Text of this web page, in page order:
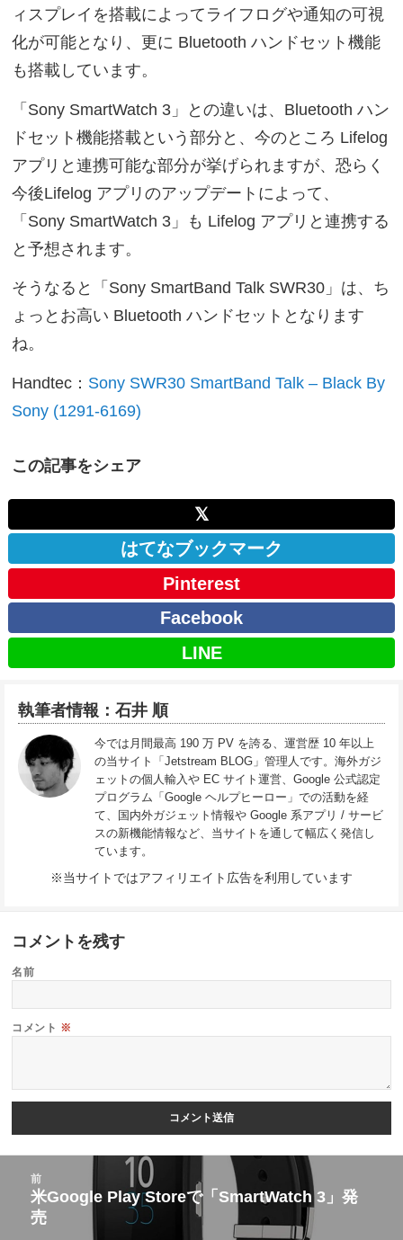
ィスプレイを搭載によってライフログや通知の可視
化が可能となり、更に Bluetooth ハンドセット機能
も搭載しています。
「Sony SmartWatch 3」との違いは、Bluetooth ハン
ドセット機能搭載という部分と、今のところ Lifelog
アプリと連携可能な部分が挙げられますが、恐らく
今後Lifelog アプリのアップデートによって、
「Sony SmartWatch 3」も Lifelog アプリと連携する
と予想されます。
そうなると「Sony SmartBand Talk SWR30」は、ち
ょっとお高い Bluetooth ハンドセットとなります
ね。
Handtec： Sony SWR30 SmartBand Talk – Black By
Sony (1291-6169)
この記事をシェア
𝕏
はてなブックマーク
Pinterest
Facebook
LINE
執筆者情報：石井 順
今では月間最高 190 万 PV を誇る、運営歴 10 年以上
の当サイト「Jetstream BLOG」管理人です。海外ガジ
ェットの個人輸入や EC サイト運営、Google 公式認定
プログラム「Google ヘルプヒーロー」での活動を経
て、国内外ガジェット情報や Google 系アプリ / サービ
スの新機能情報など、当サイトを通して幅広く発信し
ています。
※当サイトではアフィリエイト広告を利用しています
コメントを残す
名前
コメント ※
前
前
の
米Google Play Storeで「SmartWatch 3」発
売